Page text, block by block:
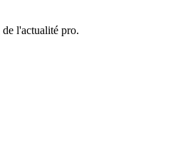
l'actualité pro.